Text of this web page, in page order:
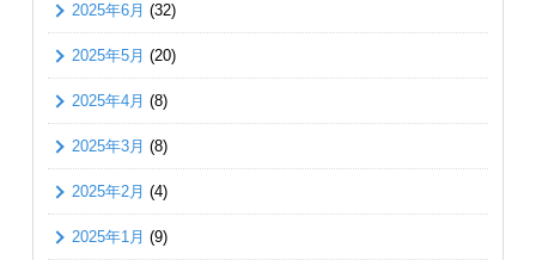
2025年6月 (32)
2025年5月 (20)
2025年4月 (8)
2025年3月 (8)
2025年2月 (4)
2025年1月 (9)